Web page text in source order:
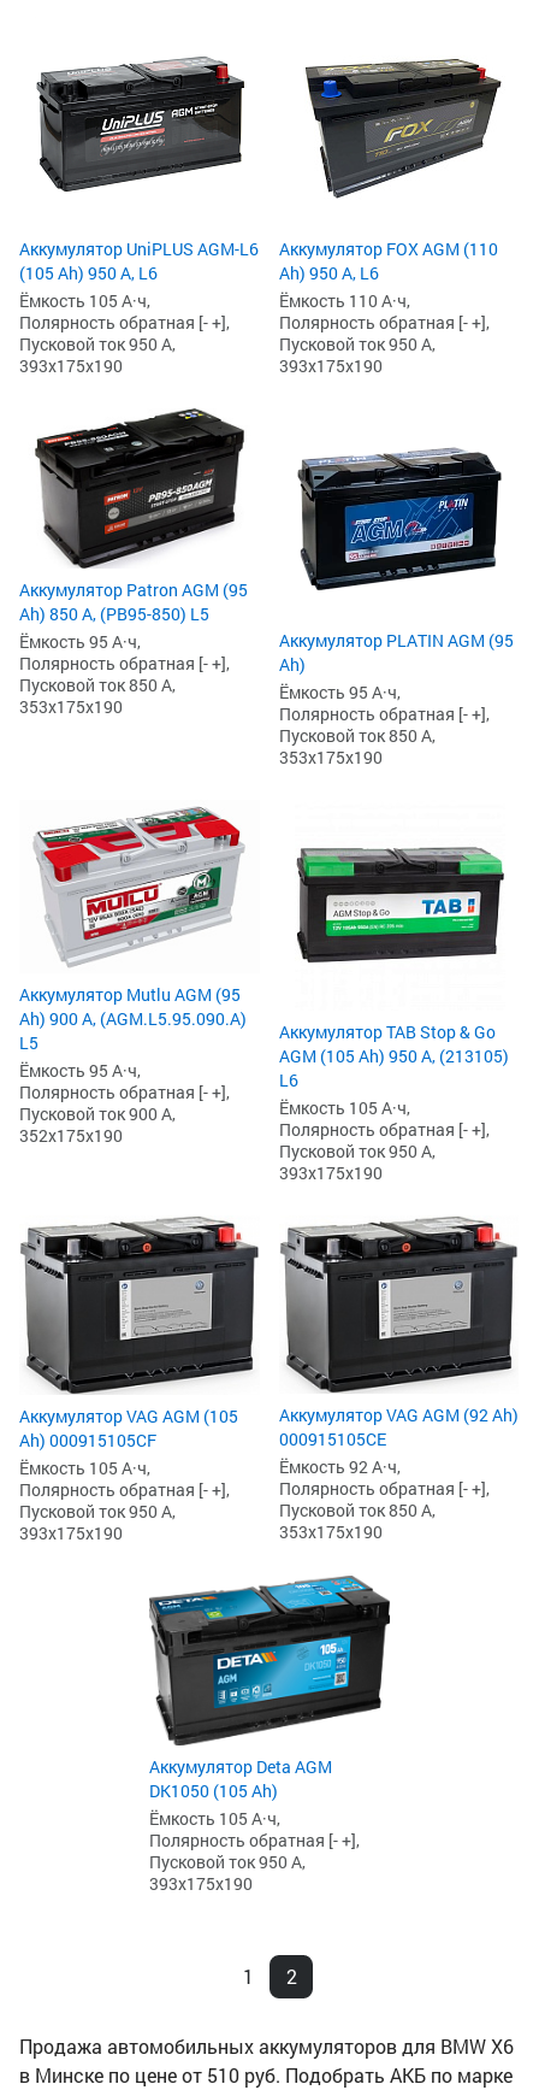
Аккумулятор UniPLUS AGM-L6
(105 Ah) 950 А, L6
Ёмкость 105 А·ч,
Полярность обратная [- +],
Пусковой ток 950 А,
393x175x190
Аккумулятор FOX AGM (110
Ah) 950 А, L6
Ёмкость 110 А·ч,
Полярность обратная [- +],
Пусковой ток 950 А,
393x175x190
Аккумулятор Patron AGM (95
Ah) 850 А, (PB95-850) L5
Ёмкость 95 А·ч,
Полярность обратная [- +],
Пусковой ток 850 А,
353x175x190
Аккумулятор PLATIN AGM (95
Ah)
Ёмкость 95 А·ч,
Полярность обратная [- +],
Пусковой ток 850 А,
353x175x190
Аккумулятор Mutlu AGM (95
Ah) 900 А, (AGM.L5.95.090.A)
L5
Ёмкость 95 А·ч,
Полярность обратная [- +],
Пусковой ток 900 А,
352x175x190
Аккумулятор TAB Stop & Go
AGM (105 Ah) 950 А, (213105)
L6
Ёмкость 105 А·ч,
Полярность обратная [- +],
Пусковой ток 950 А,
393x175x190
Аккумулятор VAG AGM (105
Ah) 000915105CF
Ёмкость 105 А·ч,
Полярность обратная [- +],
Пусковой ток 950 А,
393x175x190
Аккумулятор VAG AGM (92 Ah)
000915105CE
Ёмкость 92 А·ч,
Полярность обратная [- +],
Пусковой ток 850 А,
353x175x190
Аккумулятор Deta AGM
DK1050 (105 Ah)
Ёмкость 105 А·ч,
Полярность обратная [- +],
Пусковой ток 950 А,
393x175x190
1 2
Продажа автомобильных аккумуляторов для BMW X6
в Минске по цене от 510 руб. Подобрать АКБ по марке